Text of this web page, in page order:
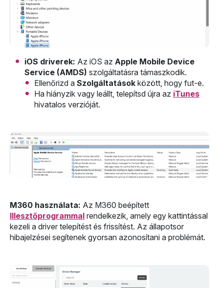
iOS driverek: Az iOS az Apple Mobile Device
Service (AMDS) szolgáltatásra támaszkodik.
Ellenőrizd a Szolgáltatások között, hogy fut-e.
Ha hiányzik vagy leállt, telepítsd újra az iTunes
hivatalos verzióját.
M360 használata: Az M360 beépített
Illesztőprogrammal rendelkezik, amely egy kattintással
kezeli a driver telepítést és frissítést. Az állapotsor
hibajelzései segítenek gyorsan azonosítani a problémát.